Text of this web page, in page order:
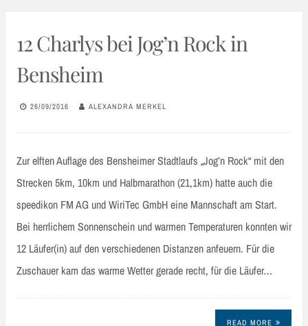
12 Charlys bei Jog’n Rock in
Bensheim
26/09/2016 ALEXANDRA MERKEL
Zur elften Auflage des Bensheimer Stadtlaufs „Jog’n Rock“ mit den
Strecken 5km, 10km und Halbmarathon (21,1km) hatte auch die
speedikon FM AG und WiriTec GmbH eine Mannschaft am Start.
Bei herrlichem Sonnenschein und warmen Temperaturen konnten wir
12 Läufer(in) auf den verschiedenen Distanzen anfeuern. Für die
Zuschauer kam das warme Wetter gerade recht, für die Läufer…
READ MORE